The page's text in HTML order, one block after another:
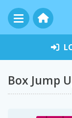
Box Jump